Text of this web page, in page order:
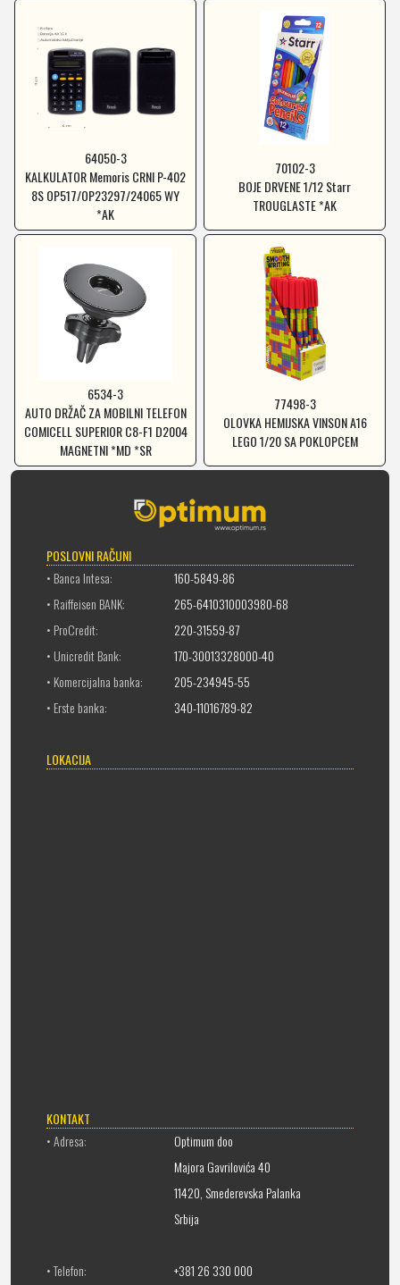
64050-3
KALKULATOR Memoris CRNI P-402
8S OP517/OP23297/24065 WY
*AK
70102-3
BOJE DRVENE 1/12 Starr
TROUGLASTE *AK
6534-3
AUTO DRŽAČ ZA MOBILNI TELEFON
COMICELL SUPERIOR C8-F1 D2004
MAGNETNI *MD *SR
77498-3
OLOVKA HEMIJSKA VINSON A16
LEGO 1/20 SA POKLOPCEM
POSLOVNI RAČUNI
• Banca Intesa:
160-5849-86
• Raiffeisen BANK:
265-6410310003980-68
• ProCredit:
220-31559-87
• Unicredit Bank:
170-30013328000-40
• Komercijalna banka:
205-234945-55
• Erste banka:
340-11016789-82
LOKACIJA
KONTAKT
• Adresa:
Optimum doo
Majora Gavrilovića 40
11420, Smederevska Palanka
Srbija
• Telefon: +381 26 330 000